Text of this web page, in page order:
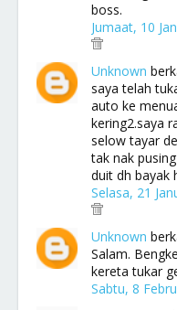
boss.
Jumaat, 10
Unknown
saya telah
auto ke
kering2.saya
selow tayar
tak nak
duit dh bayak
Selasa, 21
Unknown
Salam.
kereta tukar
Sabtu, 8